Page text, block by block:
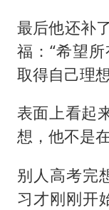
最后他还补
福：“希望
取得自己理
表面上看起
想，他不是
别人高考完
习才刚刚开